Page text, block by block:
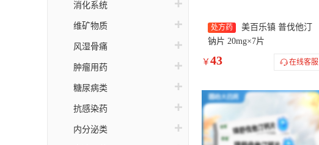
消化系统
维矿物质
风湿骨痛
肿瘤用药
糖尿病类
抗感染药
内分泌类
处方药
美百乐镇 普伐他汀
钠片 20mg×7片
￥ 43 在线客服